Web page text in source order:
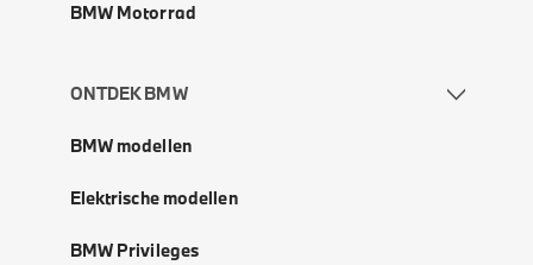
BMW Motorrad
ONTDEK BMW
BMW modellen
Elektrische modellen
BMW Privileges